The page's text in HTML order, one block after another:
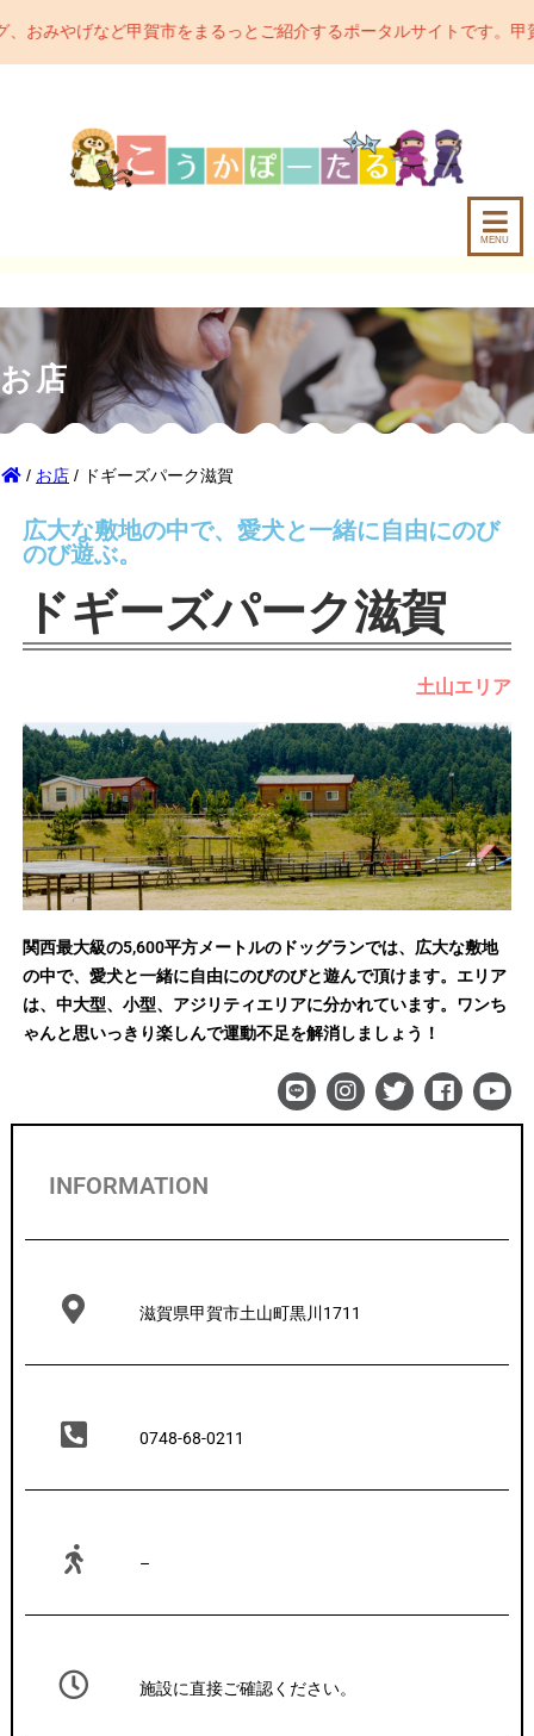
をまるっとご紹介するポータルサイトです。甲賀市の魅力をど
MENU
お店
/ お店 / ドギーズパーク滋賀
広大な敷地の中で、愛犬と一緒に自由にのび
のび遊ぶ。
ドギーズパーク滋賀
土山エリア
関西最大級の5,600平方メートルのドッグランでは、広大な敷地
の中で、愛犬と一緒に自由にのびのびと遊んで頂けます。エリア
は、中大型、小型、アジリティエリアに分かれています。ワンち
ゃんと思いっきり楽しんで運動不足を解消しましょう！
INFORMATION
滋賀県甲賀市土山町黒川1711
0748-68-0211
–
施設に直接ご確認ください。